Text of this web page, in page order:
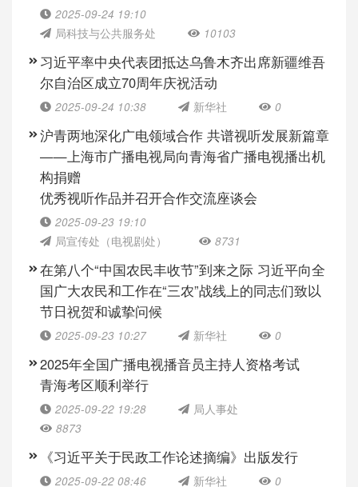
2025-09-24 19:10
局科技与公共服务处
10103
习近平率中央代表团抵达乌鲁木齐出席新疆维吾
尔自治区成立70周年庆祝活动
2025-09-24 10:38 新华社 0
沪青两地深化广电领域合作 共谱视听发展新篇章
——上海市广播电视局向青海省广播电视播出机
构捐赠
优秀视听作品并召开合作交流座谈会
2025-09-23 19:10
局宣传处（电视剧处）
8731
在第八个“中国农民丰收节”到来之际 习近平向全
国广大农民和工作在“三农”战线上的同志们致以
节日祝贺和诚挚问候
2025-09-23 10:27 新华社 0
2025年全国广播电视播音员主持人资格考试
青海考区顺利举行
2025-09-22 19:28
局人事处
8873
《习近平关于民政工作论述摘编》出版发行
2025-09-22 08:46 新华社 0